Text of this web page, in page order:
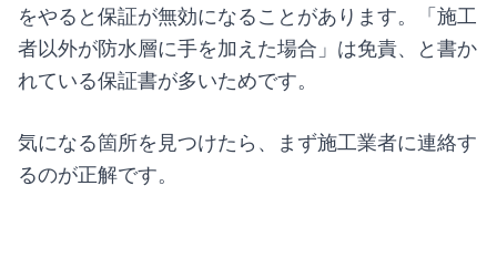
をやると保証が無効になることがあります。「施工
者以外が防水層に手を加えた場合」は免責、と書か
れている保証書が多いためです。
気になる箇所を見つけたら、まず施工業者に連絡す
るのが正解です。